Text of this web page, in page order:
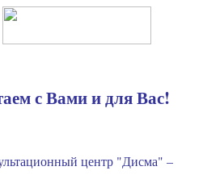
с Вами и для Вас!
центр "Дисма" –